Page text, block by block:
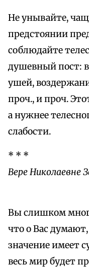
Не унывайте,
предстоянии
соблюдайте
душевный пост:
ушей,
проч., и проч.
а нужнее
слабости.
* * *
Вере Николаевне
Вы слишком
что о Вас
значение имеет
весь мир будет